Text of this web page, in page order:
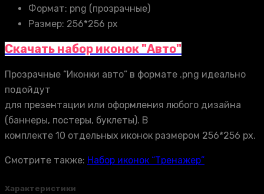
Формат: png (прозрачные)
Размер: 256*256 px
Скачать набор иконок "Авто"
Прозрачные “Иконки авто” в формате .png идеально
подойдут
для презентации или оформления любого дизайна
(баннеры, постеры, буклеты). В
комплекте 10 отдельных иконок размером 256*256 px.
Смотрите также: Набор иконок “Тренажер”
Характеристики